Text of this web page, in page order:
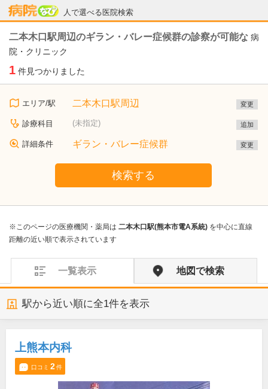
人で選べる医院検索
病院なび
二本木口駅周辺のギラン・バレー症候群の診察が可能な 病
院・クリニック
1 件見つかりました
エリア/駅 二本木口駅周辺 変更
診療科目 (未指定) 追加
詳細条件 ギラン・バレー症候群 変更
検索する
※このページの医療機関・薬局は 二本木口駅(熊本市電A系統) を中心に直線
距離の近い順で表示されています
一覧表示 地図で検索
駅から近い順に全1件を表示
上熊本内科
口コミ 2件